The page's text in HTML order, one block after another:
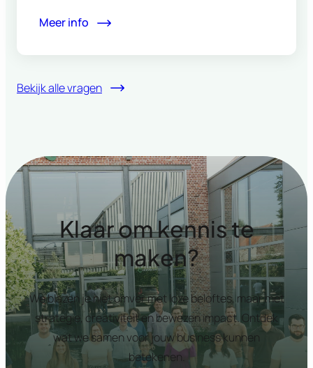
Meer info
Bekijk alle vragen
Klaar om kennis te
maken?
We blazen je niet omver met loze beloftes, maar met
strategie, creativiteit en bewezen impact. Ontdek
wat we samen voor jouw business kunnen
betekenen.